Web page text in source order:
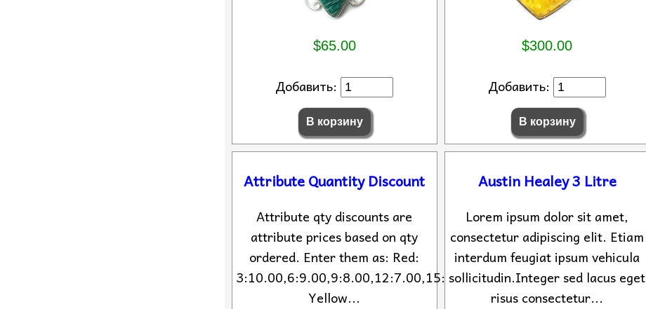
$65.00
Добавить:
$300.00
Добавить:
Attribute Quantity Discount
Attribute qty discounts are
attribute prices based on qty
ordered. Enter them as: Red:
3:10.00,6:9.00,9:8.00,12:7.00,15:6.00
Yellow...
Austin Healey 3 Litre
Lorem ipsum dolor sit amet,
consectetur adipiscing elit. Etiam
interdum feugiat ipsum vehicula
sollicitudin.Integer sed lacus eget
risus consectetur...